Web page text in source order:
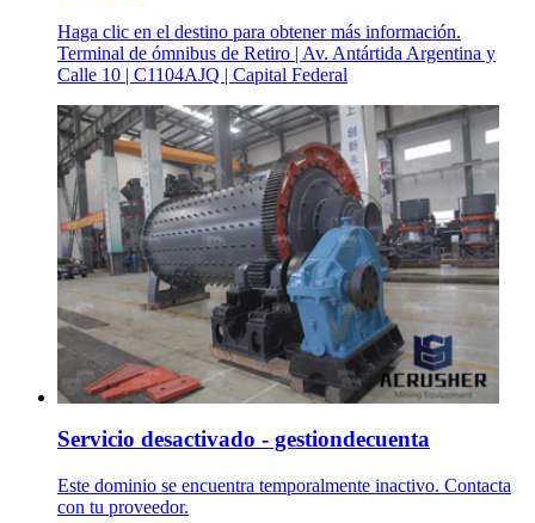
Haga clic en el destino para obtener más información.
Terminal de ómnibus de Retiro | Av. Antártida Argentina y
Calle 10 | C1104AJQ | Capital Federal
Servicio desactivado - gestiondecuenta
Este dominio se encuentra temporalmente inactivo. Contacta
con tu proveedor.